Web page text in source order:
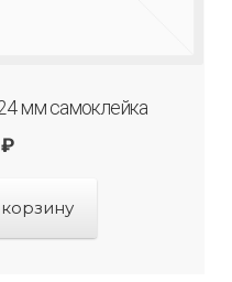
мм самоклейка
₽